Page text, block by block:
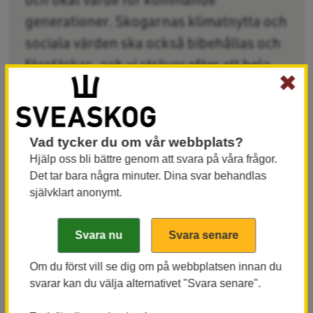
generationer. Skogarnas klimatnytta och
sociala värden ska också bibehållas och
förstärkas, och vi strävar efter att hela
tiden utvecklas och lära oss mer, baserat
på vetenskap och erfarenheter.
Sveaskog analyserar de 17 globala
hållbarhetsmålen i Agenda 2030, FN:s ramverk för
bolagets verksamhet påverkar och bidrar till. I vår
kartläggning ingår också att identifiera
affärsmöjligheter som bidrar till att de globala
hållbarhetsmålen uppnås.
✖
Vad tycker du om vår webbplats?
Hjälp oss bli bättre genom att svara på våra frågor.
Det tar bara några minuter. Dina svar behandlas
självklart anonymt.
Om du först vill se dig om på webbplatsen innan du
svarar kan du välja alternativet "Svara senare".